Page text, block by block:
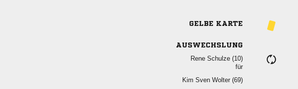
GELBE KARTE
AUSWECHSLUNG
  
für
   